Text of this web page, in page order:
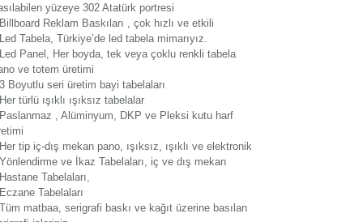
yüzeye 302 Atatürk portresi
Reklam Baskıları , çok hızlı ve etkili
Tabela, Türkiye’de led tabela mimarıyız.
Panel, Her boyda, tek veya çoklu renkli tabela
ve totem üretimi
Boyutlu seri üretim bayi tabelaları
türlü ışıklı ışıksız tabelalar
, Alüminyum, DKP ve Pleksi kutu harf
tip iç-dış mekan pano, ışıksız, ışıklı ve elektronik
ve İkaz Tabelaları, iç ve dış mekan
Tabelaları,
Tabelaları
matbaa, serigrafi baskı ve kağıt üzerine basılan